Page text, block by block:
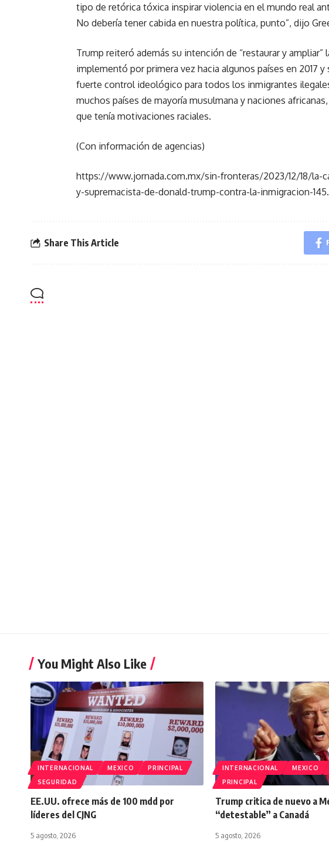
tipo de retórica tóxica inspirar violencia en el mundo real
No debería tener cabida en nuestra política, punto”, dijo
Trump reiteró además su intención de “restaurar y
implementó por primera vez hacia algunos países en 2017
fuerte control ideológico para todos los inmigrantes
muchos países de mayoría musulmana y naciones
que tenía motivaciones raciales.
(Con información de agencias)
https://www.jornada.com.mx/sin-fronteras/2023/12/18/la-
y-supremacista-de-donald-trump-contra-la-inmigracion-
Share This Article
You Might Also Like
INTERNACIONAL MEXICO
PRINCIPAL
SEGURIDAD
EE.UU. ofrece más de 100 mdd por
líderes del CJNG
5 agosto, 2026
INTERNACIONAL MEXICO
PRINCIPAL
Trump critica de nuevo a
“detestable” a Canadá
5 agosto, 2026